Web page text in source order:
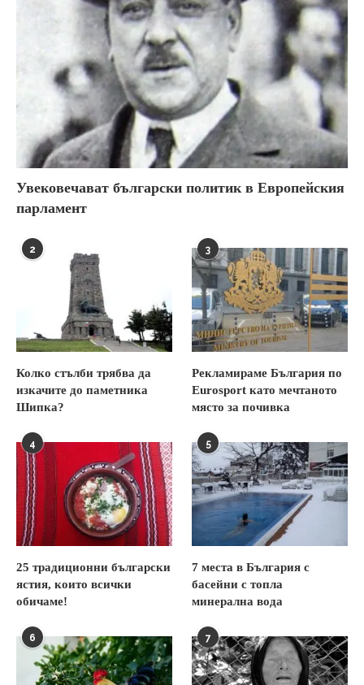
Увековечават български политик в Европейския
парламент
2
Колко стълби трябва да
изкачите до паметника
Шипка?
3
Рекламираме България по
Eurosport като мечтаното
място за почивка
4
25 традиционни български
ястия, които всички
обичаме!
5
7 места в България с
басейни с топла
минерална вода
6 7